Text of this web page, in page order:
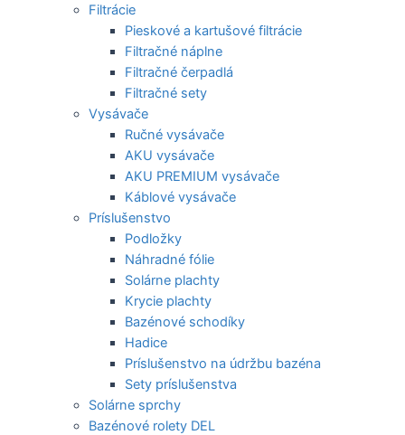
Filtrácie
Pieskové a kartušové filtrácie
Filtračné náplne
Filtračné čerpadlá
Filtračné sety
Vysávače
Ručné vysávače
AKU vysávače
AKU PREMIUM vysávače
Káblové vysávače
Príslušenstvo
Podložky
Náhradné fólie
Solárne plachty
Krycie plachty
Bazénové schodíky
Hadice
Príslušenstvo na údržbu bazéna
Sety príslušenstva
Solárne sprchy
Bazénové rolety DEL